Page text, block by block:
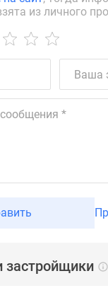
из личного
застройщики